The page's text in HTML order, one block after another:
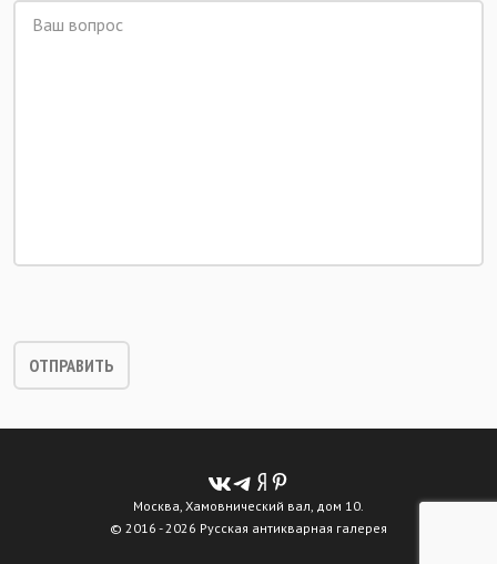
Москва, Хамовнический вал, дом 10.
© 2016 - 2026 Русская антикварная галерея